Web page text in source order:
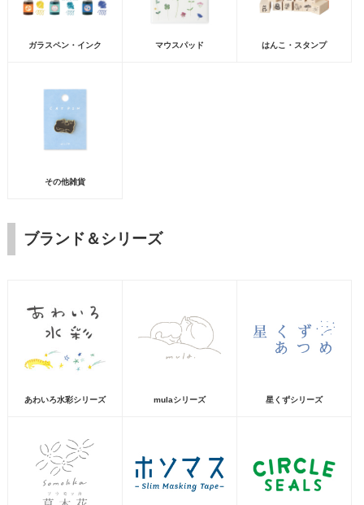
ガラスペン・インク マウスパッド はんこ・スタンプ
その他雑貨
ブランド＆シリーズ
あわいろ水彩シリーズ mulaシリーズ 星くずシリーズ